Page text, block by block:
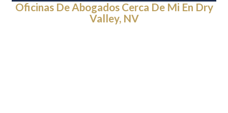
Oficinas De Abogados Cerca De Mi En Dry
Valley, NV